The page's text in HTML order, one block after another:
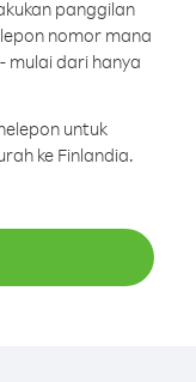
panggilan
nomor mana
mulai dari hanya
untuk
ke Finlandia.